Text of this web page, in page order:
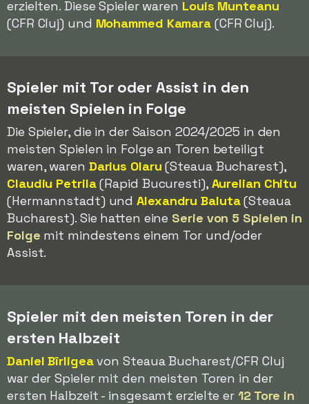
erzielten. Diese Spieler waren Louis Munteanu
(CFR Cluj) und Mohammed Kamara (CFR Cluj).
Spieler mit Tor oder Assist in den
meisten Spielen in Folge
Die Spieler, die in der Saison 2024/2025 in den
meisten Spielen in Folge an Toren beteiligt
waren, waren Darius Olaru (Steaua Bucharest),
Claudiu Petrila(Rapid Bucuresti), Aurelian Chitu
(Hermannstadt) undAlexandru Baluta(Steaua
Bucharest). Sie hatten eine Serie von 5 Spielen in
Folge mit mindestens einem Tor und/oder
Assist.
Spieler mit den meisten Toren in der
ersten Halbzeit
Daniel Bîrligeavon Steaua Bucharest/CFR Cluj
war der Spieler mit den meisten Toren in der
ersten Halbzeit - insgesamt erzielte er 12 Tore in